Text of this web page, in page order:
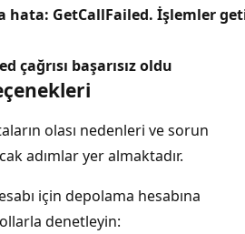
hata: GetCallFailed. İşlemler
çağrısı başarısız oldu
olası nedenleri ve sorun
adımlar yer almaktadır.
için depolama hesabına
denetleyin: